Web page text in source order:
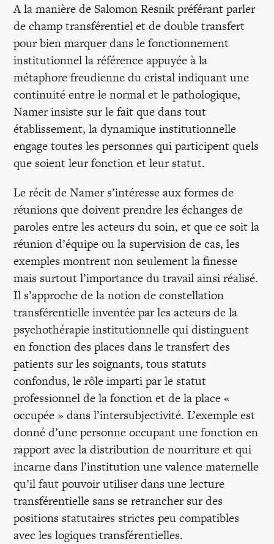
A la manière de Salomon Resnik préférant parler
de champ transférentiel et de double transfert
pour bien marquer dans le fonctionnement
institutionnel la référence appuyée à la
métaphore freudienne du cristal indiquant une
continuité entre le normal et le pathologique,
Namer insiste sur le fait que dans tout
établissement, la dynamique institutionnelle
engage toutes les personnes qui participent quels
que soient leur fonction et leur statut.
Le récit de Namer s’intéresse aux formes de
réunions que doivent prendre les échanges de
paroles entre les acteurs du soin, et que ce soit la
réunion d’équipe ou la supervision de cas, les
exemples montrent non seulement la finesse
mais surtout l’importance du travail ainsi réalisé.
Il s’approche de la notion de constellation
transférentielle inventée par les acteurs de la
psychothérapie institutionnelle qui distinguent
en fonction des places dans le transfert des
patients sur les soignants, tous statuts
confondus, le rôle imparti par le statut
professionnel de la fonction et de la place «
occupée » dans l’intersubjectivité. L’exemple est
donné d’une personne occupant une fonction en
rapport avec la distribution de nourriture et qui
incarne dans l’institution une valence maternelle
qu’il faut pouvoir utiliser dans une lecture
transférentielle sans se retrancher sur des
positions statutaires strictes peu compatibles
avec les logiques transférentielles.